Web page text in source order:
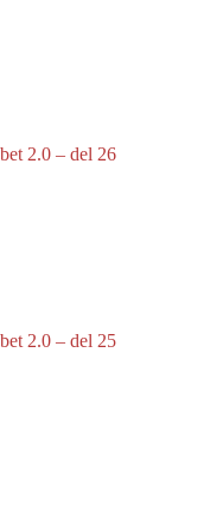
2.0 – del 26
2.0 – del 25